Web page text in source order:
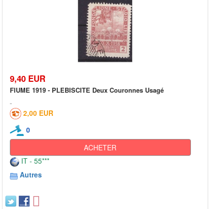
9,40 EUR
FIUME 1919 - PLEBISCITE Deux Couronnes Usagé
2,00 EUR
0
ACHETER
IT - 55***
Autres